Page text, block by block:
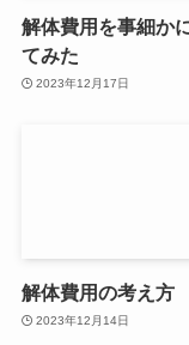
解体費用を事細か
てみた
2023年12月17日
解体費用の考え方
2023年12月14日